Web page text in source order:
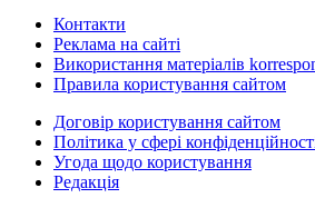
Контакти
Реклама на сайті
Використання матеріалів
Правила користування сайтом
Договір користування сайтом
Політика у сфері
Угода щодо користування
Редакція